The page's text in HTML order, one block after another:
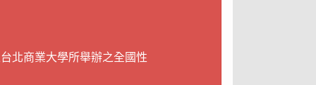
北商業大學所舉辦之全國性